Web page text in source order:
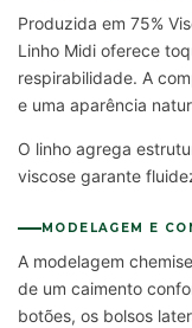
Produzida em 75%
Linho Midi oferece
respirabilidade. A
e uma aparência
O linho agrega
viscose garante
MODELAGEM E
A modelagem
de um caimento
botões, os bolsos